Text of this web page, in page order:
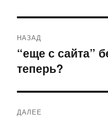
по
записям
НАЗАД
Предыдущая
запись:
“еще с сайта”
теперь?
ДАЛЕЕ